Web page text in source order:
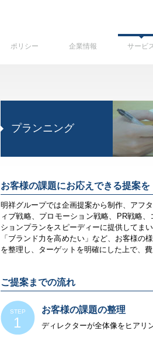
ポリシー 企業情報 サービ
プランニング
お客様の課題にお応えできる提案を
明祥グループでは企画提案から制作、アフ
ィブ戦略、プロモーション戦略、PR戦略
ションプランをスピーディーに提供してま
「ブランド力を高めたい」など、お客様の
を整理し、ターゲットを明確にした上で、
ご提案までの流れ
お客様の課題の整理
ディレクターが全体像をヒアリ